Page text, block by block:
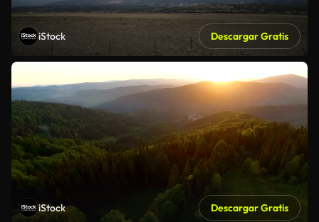
iStock Descargar Gratis
iStock Descargar Gratis